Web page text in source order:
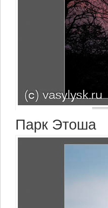
Парк Этоша